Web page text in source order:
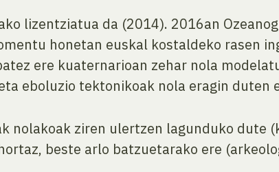
lizentziatua da (2014). 2016an
honetan euskal kostaldeko rasen
ere kuaternarioan zehar nola
eboluzio tektonikoak nola eragin duten
nolakoak ziren ulertzen lagunduko dute
beste arlo batzuetarako ere